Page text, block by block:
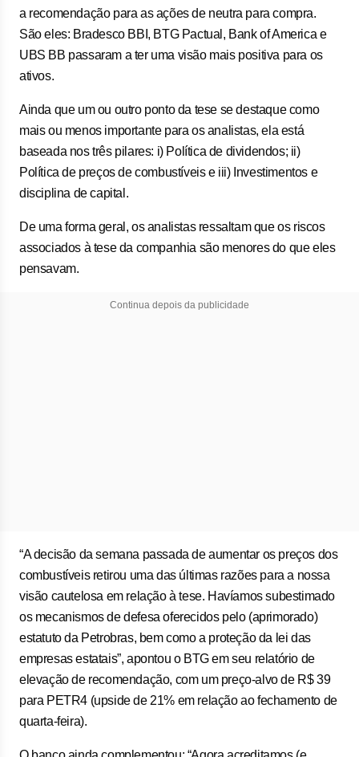
a recomendação para as ações de neutra para compra.
São eles: Bradesco BBI, BTG Pactual, Bank of America e
UBS BB passaram a ter uma visão mais positiva para os
ativos.
Ainda que um ou outro ponto da tese se destaque como
mais ou menos importante para os analistas, ela está
baseada nos três pilares: i) Política de dividendos; ii)
Política de preços de combustíveis e iii) Investimentos e
disciplina de capital.
De uma forma geral, os analistas ressaltam que os riscos
associados à tese da companhia são menores do que eles
pensavam.
Continua depois da publicidade
“A decisão da semana passada de aumentar os preços dos
combustíveis retirou uma das últimas razões para a nossa
visão cautelosa em relação à tese. Havíamos subestimado
os mecanismos de defesa oferecidos pelo (aprimorado)
estatuto da Petrobras, bem como a proteção da lei das
empresas estatais”, apontou o BTG em seu relatório de
elevação de recomendação, com um preço-alvo de R$ 39
para PETR4 (upside de 21% em relação ao fechamento de
quarta-feira).